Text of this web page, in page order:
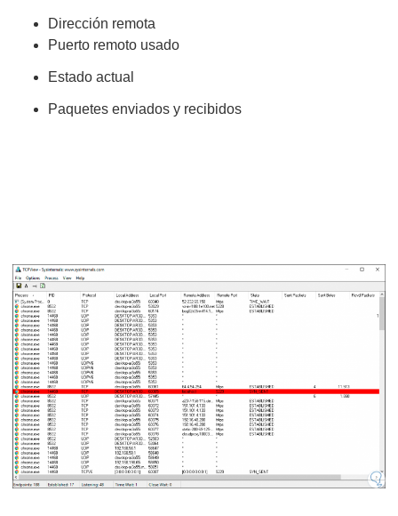
Dirección remota
Puerto remoto usado
Estado actual
Paquetes enviados y recibidos